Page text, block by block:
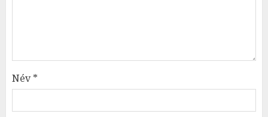
Név*